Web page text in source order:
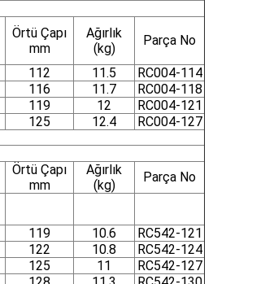
Örtü Çapı
mm
Ağırlık
(kg)
Parça No
112 11.5
RC004-114
116 11.7
RC004-118
119 12
RC004-121
125 12.4 RC004-127
Örtü Çapı
mm
Ağırlık
(kg)
Parça No
119 10.6
RC542-121
122 10.8
RC542-124
125 11
RC542-127